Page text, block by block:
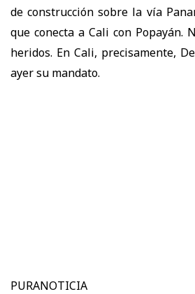
de construcción sobre la vía
que conecta a Cali con Popayán.
heridos. En Cali, precisamente,
ayer su mandato.
PURANOTICIA